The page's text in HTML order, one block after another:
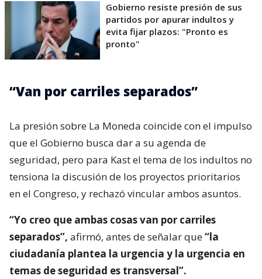
Gobierno resiste presión de sus
partidos por apurar indultos y
evita fijar plazos: "Pronto es
pronto"
“Van por carriles separados”
La presión sobre La Moneda coincide con el impulso
que el Gobierno busca dar a su agenda de
seguridad, pero para Kast el tema de los indultos no
tensiona la discusión de los proyectos prioritarios
en el Congreso, y rechazó vincular ambos asuntos.
“Yo creo que ambas cosas van por carriles
separados”, afirmó, antes de señalar que“la
ciudadanía plantea la urgencia y la urgencia en
temas de seguridad es transversal”.